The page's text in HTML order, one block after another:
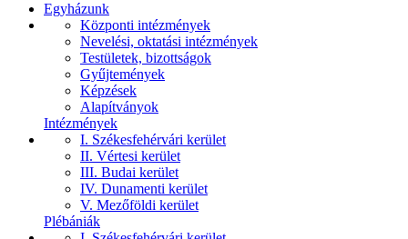
Egyházunk
Központi intézmények
Nevelési, oktatási intézmények
Testületek, bizottságok
Gyűjtemények
Képzések
Alapítványok
Intézmények
I. Székesfehérvári kerület
II. Vértesi kerület
III. Budai kerület
IV. Dunamenti kerület
V. Mezőföldi kerület
Plébániák